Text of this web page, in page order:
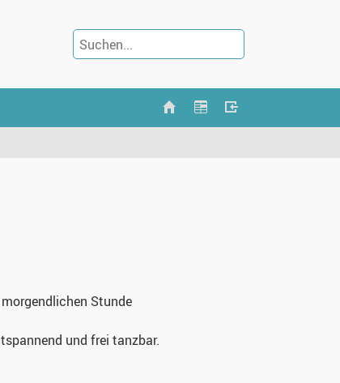
Stunde
und frei tanzbar.